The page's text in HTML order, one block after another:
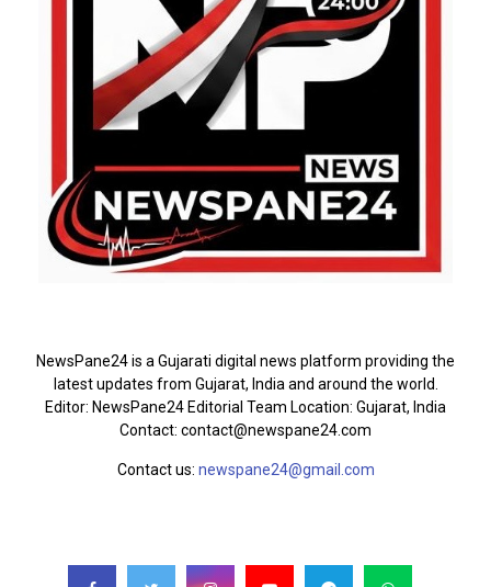
NewsPane24 is a Gujarati digital news platform providing the
latest updates from Gujarat, India and around the world.
Editor: NewsPane24 Editorial Team Location: Gujarat, India
Contact: contact@newspane24.com
Contact us: newspane24@gmail.com